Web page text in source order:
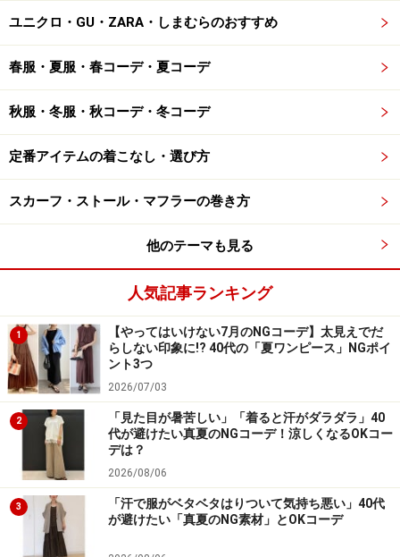
元に襟が付いていて清潔感があり、大人の女性にちょう
どいい甘さのバランスに仕上がっているところがポイン
ト。
ティアードのデザインもブラックなら大人にちょうどいい甘
さに 出典：StyleHint
カラバリはオフホワイト、ライトブルーに写真のブラッ
クの合計3色。中でもブラックは一番甘さが控えめにな
す。
写真のコーデのようにモノトーンでまとめると、よりシ
ックな印象に仕上がりますよ。
3. パールボタンが可愛い「2WAYリブカーデ
ィガン」
ユニクロ・GU・ZARA・しまむらのおすすめ
春服・夏服・春コーデ・夏コーデ
秋服・冬服・秋コーデ・冬コーデ
定番アイテムの着こなし・選び方
スカーフ・ストール・マフラーの巻き方
他のテーマも見る
人気記事ランキング
1
【やってはいけない7月のNGコーデ】太見えでだ
らしない印象に!? 40代の「夏ワンピース」NGポイ
ント3つ
2026/07/03
2
「見た目が暑苦しい」「着ると汗がダラダラ」40
代が避けたい真夏のNGコーデ！涼しくなるOKコー
デは？
2026/08/06
3
「汗で服がベタベタはりついて気持ち悪い」40代
が避けたい「真夏のNG素材」とOKコーデ